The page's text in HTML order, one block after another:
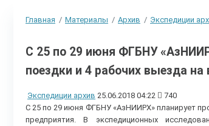
Главная Материалы Архив Экспедиции
С 25 по 29 июня ФГБНУ
поездки и 4 рабочих выезда
Экспедиции архив 25.06.2018 04:22
740
С 25 по 29 июня ФГБНУ «АзНИИРХ» планирует
предприятия. В экспедиционных